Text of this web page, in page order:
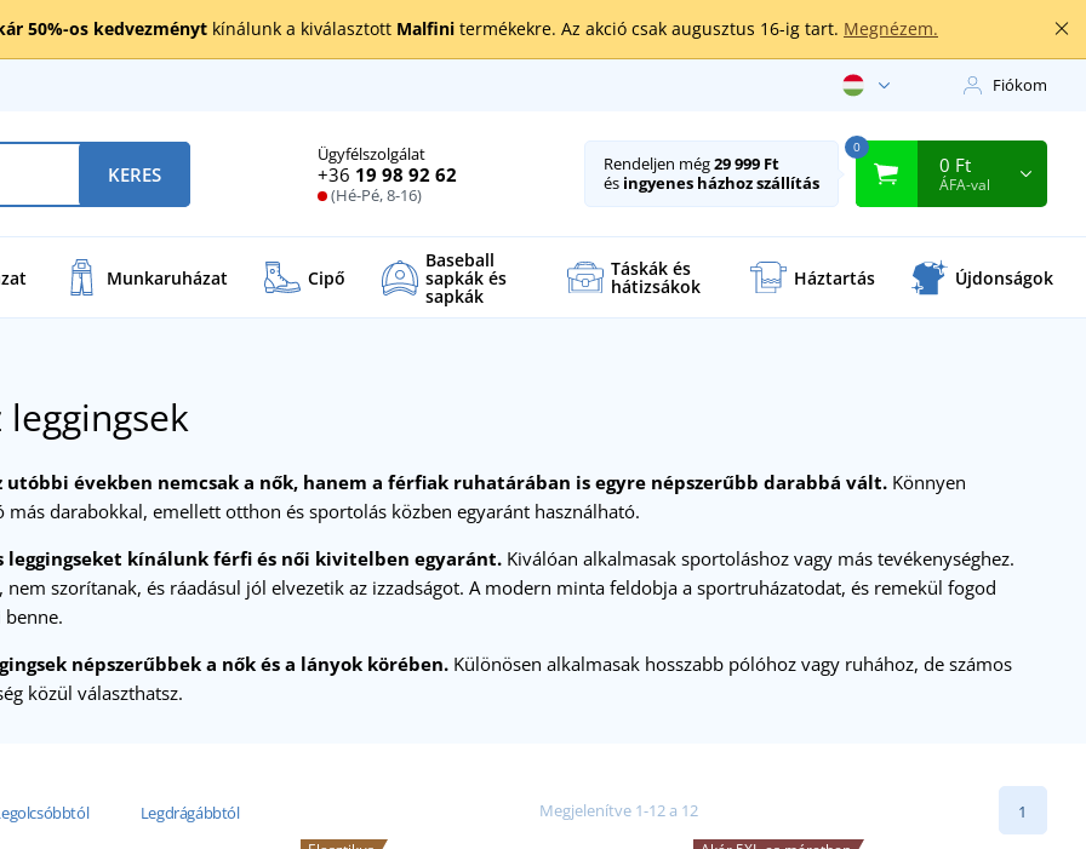
50%-os kedvezményt kínálunk a kiválasztott Malfini termékekre. Az akció csak augusztus 16-ig tart. Megnézem.
Fiókom
Ügyfélszolgálat
+36 19 98 92 62
(Hé-Pé, 8-16)
KERES Rendeljen még29 999 Ft
és ingyenes házhoz szállítás
0
0 Ft
ÁFA-val
Munkaruházat Cipő
Baseball
sapkák és
sapkák
Táskák és
hátizsákok Háztartás Újdonságok
leggingsek
utóbbi években nemcsak a nők, hanem a férfiak ruhatárában is egyre népszerűbb darabbá vált. Könnyen
más darabokkal, emellett otthon és sportolás közben egyaránt használható.
leggingseket kínálunk férfi és női kivitelben egyaránt. Kiválóan alkalmasak sportoláshoz vagy más tevékenységhez.
nem szorítanak, és ráadásul jól elvezetik az izzadságot. A modern minta feldobja a sportruházatodat, és remekül fogod
benne.
népszerűbbek a nők és a lányok körében. Különösen alkalmasak hosszabb pólóhoz vagy ruhához, de számos
közül választhatsz.
Legdrágábbtól Megjelenítve 1-12 a 12 1